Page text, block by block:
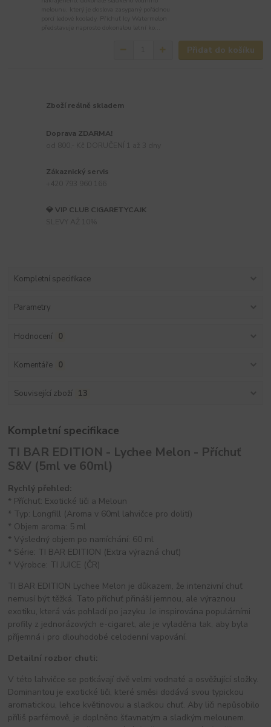
Přidat do košíku
Zboží reálně skladem
Doprava ZDARMA!
Zákaznický servis
💎 VIP CLUB CIGARETYCAJK
Kompletní specifikace
Parametry
Hodnocení 0
Komentáře 0
Související zboží 13
Kompletní specifikace
TI BAR EDITION - Lychee Melon - Příchuť
S&V (5ml ve 60ml)
Rychlý přehled:
* Příchuť: Exotické liči a Meloun
* Typ: Longfill (Aroma v 60ml lahvičce pro dolití)
* Objem aroma: 5 ml
* Výsledný objem po namíchání: 60 ml
* Série: TI BAR EDITION (Extra výrazná chuť)
* Výrobce: TI JUICE (ČR)
TI BAR EDITION Lychee Melon je důkazem, že intenzivní chuť
nemusí být těžká. Tato příchuť přináší jemnou, ale výraznou
exotiku, která vás pohladí po jazyku. Je inspirována populárními
profily z jednorázových e-cigaret, ale je vyladěna tak, aby byla
příjemná i pro dlouhodobé celodenní vapování.
Detailní rozbor chuti:
V této lahvičce se potkávají dvě velmi vodnaté a osvěžující složky.
Dominantou je exotické liči, které směsi dodává svou typickou
aromatickou, lehce květinovou a sladkou chuť. Aby liči nepůsobilo
příliš parfémově, je doplněno šťavnatým a sladkým melounem.